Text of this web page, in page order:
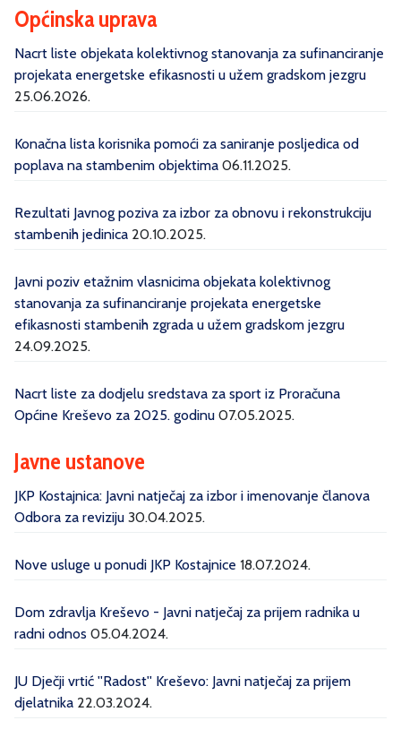
Općinska uprava
Nacrt liste objekata kolektivnog stanovanja za sufinanciranje
projekata energetske efikasnosti u užem gradskom jezgru
25.06.2026.
Konačna lista korisnika pomoći za saniranje posljedica od
poplava na stambenim objektima 06.11.2025.
Rezultati Javnog poziva za izbor za obnovu i rekonstrukciju
stambenih jedinica 20.10.2025.
Javni poziv etažnim vlasnicima objekata kolektivnog
stanovanja za sufinanciranje projekata energetske
efikasnosti stambenih zgrada u užem gradskom jezgru
24.09.2025.
Nacrt liste za dodjelu sredstava za sport iz Proračuna
Općine Kreševo za 2025. godinu 07.05.2025.
Javne ustanove
JKP Kostajnica: Javni natječaj za izbor i imenovanje članova
Odbora za reviziju 30.04.2025.
Nove usluge u ponudi JKP Kostajnice 18.07.2024.
Dom zdravlja Kreševo - Javni natječaj za prijem radnika u
radni odnos 05.04.2024.
JU Dječji vrtić ''Radost'' Kreševo: Javni natječaj za prijem
djelatnika 22.03.2024.